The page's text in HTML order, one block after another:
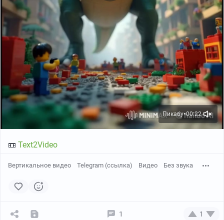
Пикабу●00:22
📼 Text2Video
Вертикальное видео Telegram (ссылка) Видео Без звука
1 1